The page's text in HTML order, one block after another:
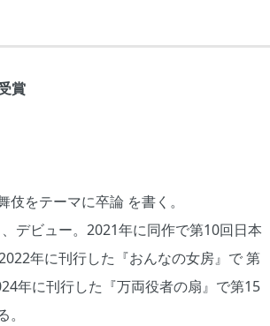
賞
をテーマに卒論 を書く。
デビュー。2021年に同作で第10回日本
年に刊行した『おんなの女房』で 第
年に刊行した『万両役者の扇』で第15